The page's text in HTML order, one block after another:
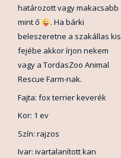
határozott vagy makacsabb
mint ő
. Ha bárki
beleszeretne a szakállas kis
fejébe akkor írjon nekem
vagy a TordasZoo Animal
Rescue Farm-nak.
Fajta: fox terrier keverék
Kor: 1 ev
Szín: rajzos
Ivar: ivartalanított kan